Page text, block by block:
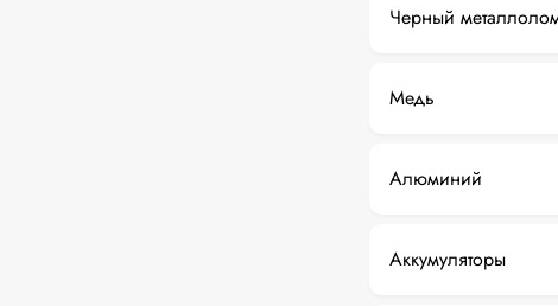
Черный
Медь
Алюминий
Аккумуляторы